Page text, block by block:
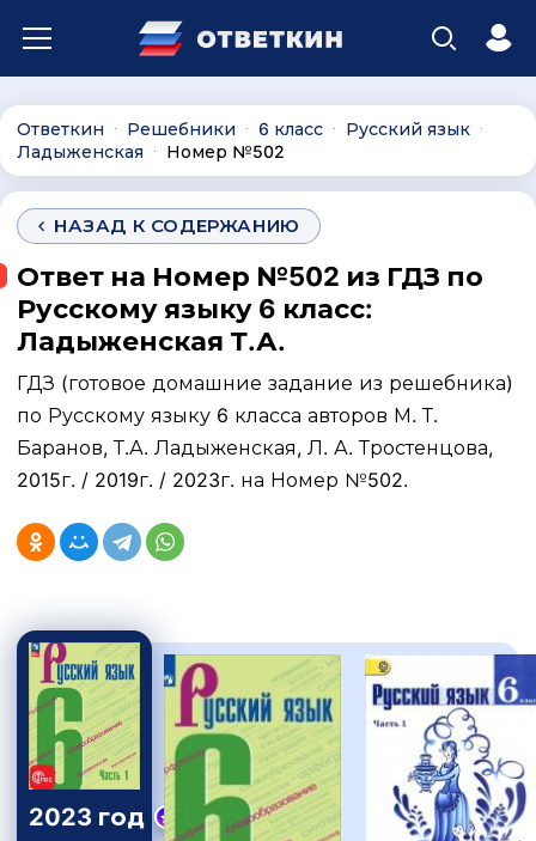
Ответкин ∙ Решебники ∙ 6 класс ∙ Русский язык ∙
Ладыженская ∙ Номер №502
НАЗАД К СОДЕРЖАНИЮ
Ответ на Номер №502 из ГДЗ по
Русскому языку 6 класс:
Ладыженская Т.А.
ГДЗ (готовое домашние задание из решебника)
по Русскому языку 6 класса авторов М. Т.
Баранов, Т.А. Ладыженская, Л. А. Тростенцова,
2015г. / 2019г. / 2023г. на Номер №502.
2023 год